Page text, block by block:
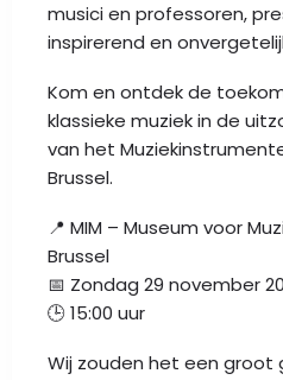
musici en professoren,
inspirerend en
Kom en ontdek de
klassieke muziek in de
van het
Brussel.
📍 MIM – Museum voor
Brussel
📅 Zondag 29 november
🕒 15:00 uur
Wij zouden het een groot